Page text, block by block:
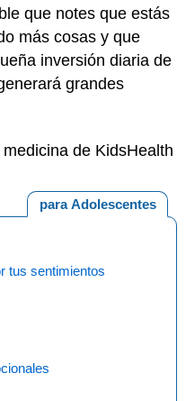
que notes que estás
más cosas y que
inversión diaria de
grandes
de KidsHealth
para Adolescentes
tus sentimientos